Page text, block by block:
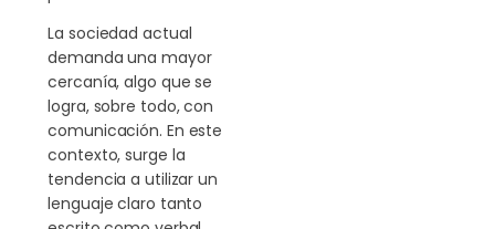
La sociedad actual
demanda una mayor
cercanía, algo que se
logra, sobre todo, con
comunicación. En este
contexto, surge la
tendencia a utilizar un
lenguaje claro tanto